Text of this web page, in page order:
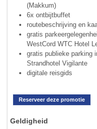
(Makkum)
6x ontbijtbuffet
routebeschrijving en
gratis
WestCord WTC Hotel
gratis publieke parking
Strandhotel Vigilante
digitale reisgids
Reserveer deze promotie
Geldigheid